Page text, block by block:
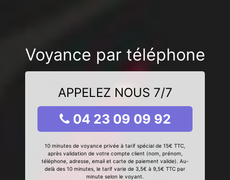
Voyance par téléphone
APPELEZ NOUS 7/7
04 23 09 09 92
10 minutes de voyance privée à tarif spécial de 15€ TTC,
après validation de votre compte client (nom, prénom,
téléphone, adresse, email et carte de paiement valide). Au-
delà des 10 minutes, le tarif varie de 3,5€ à 9,5€ TTC par
minute selon le voyant.